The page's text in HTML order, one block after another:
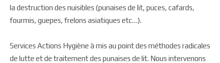
la destruction des nuisibles (punaises de lit, puces, cafards,
fourmis, guepes, frelons asiatiques etc…).
Services Actions Hygiène à mis au point des méthodes radicales
de lutte et de traitement des punaises de lit. Nous intervenons